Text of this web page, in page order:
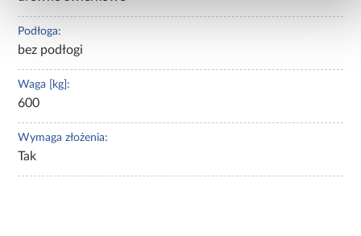
Podłoga:
bez podłogi
Waga [kg]:
600
Wymaga złożenia:
Tak